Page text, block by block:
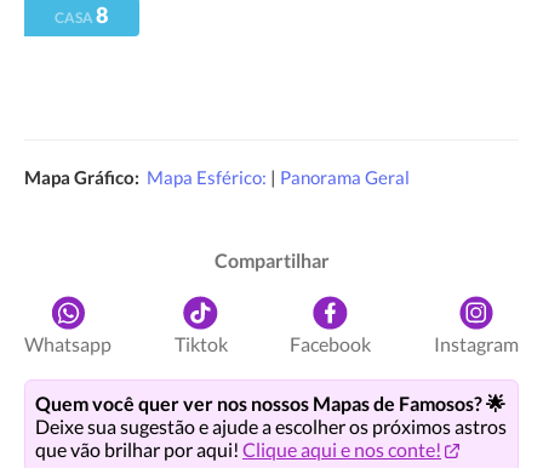
CASA8
Mapa Gráfico: Mapa Esférico: | Panorama Geral
Compartilhar
Whatsapp Tiktok Facebook Instagram
Quem você quer ver nos nossos Mapas de Famosos? 🌟
Deixe sua sugestão e ajude a escolher os próximos astros
que vão brilhar por aqui! Clique aqui e nos conte!